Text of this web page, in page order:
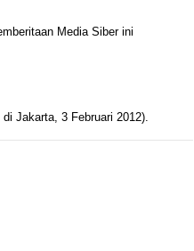
Media Siber ini
Jakarta, 3 Februari 2012).